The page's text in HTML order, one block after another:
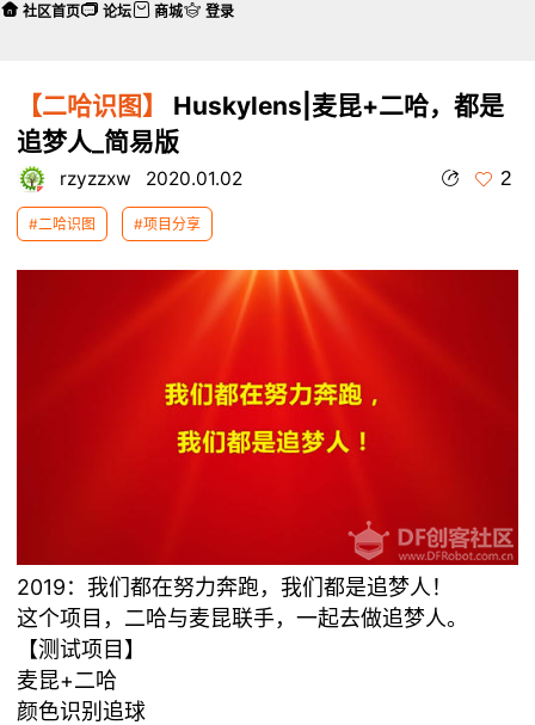
【二哈识图】
Huskylens|麦昆+二哈，都是
追梦人_简易版
rzyzzxw 2020.01.02 2
#二哈识图 #项目分享
2019：我们都在努力奔跑，​我​们都是追梦人！
这个项目，二哈与麦昆联手，一起去做追梦人。
【测试项目】
麦昆+二哈
颜色识别追球
社区首页 论坛 商城 登录